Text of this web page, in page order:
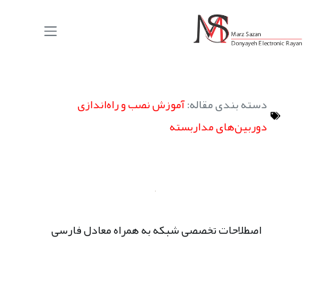
دسته بندی مقاله:آموزش نصب و راه‌اندازی
دوربین‌های مداربسته
اصطلاحات تخصصی شبکه به همراه معادل فارسی